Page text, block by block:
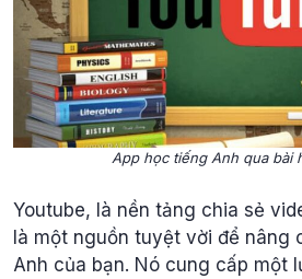
App học tiếng Anh qua bài
Youtube, là nền tảng chia sẻ
là một nguồn tuyệt vời để nâng
Anh của bạn. Nó cung cấp một